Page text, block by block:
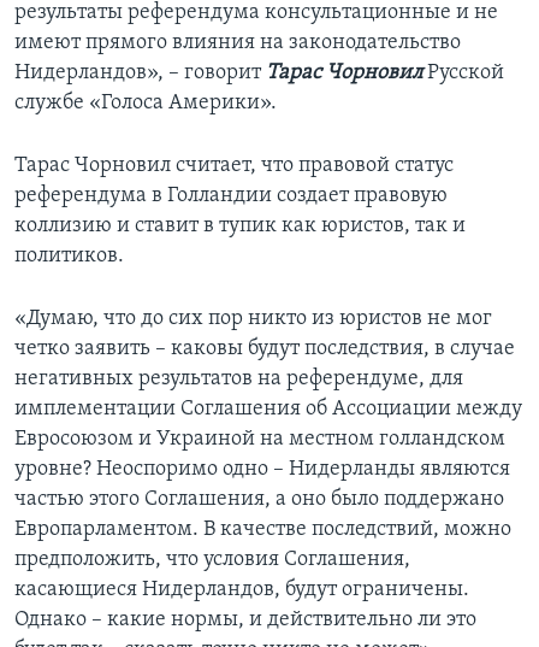
результаты референдума консультационные и не
имеют прямого влияния на законодательство
Нидерландов», – говорит Тарас ЧорновилРусской
службе «Голоса Америки».
Тарас Чорновил считает, что правовой статус
референдума в Голландии создает правовую
коллизию и ставит в тупик как юристов, так и
политиков.
«Думаю, что до сих пор никто из юристов не мог
четко заявить – каковы будут последствия, в случае
негативных результатов на референдуме, для
имплементации Соглашения об Ассоциации между
Евросоюзом и Украиной на местном голландском
уровне? Неоспоримо одно – Нидерланды являются
частью этого Соглашения, а оно было поддержано
Европарламентом. В качестве последствий, можно
предположить, что условия Соглашения,
касающиеся Нидерландов, будут ограничены.
Однако – какие нормы, и действительно ли это